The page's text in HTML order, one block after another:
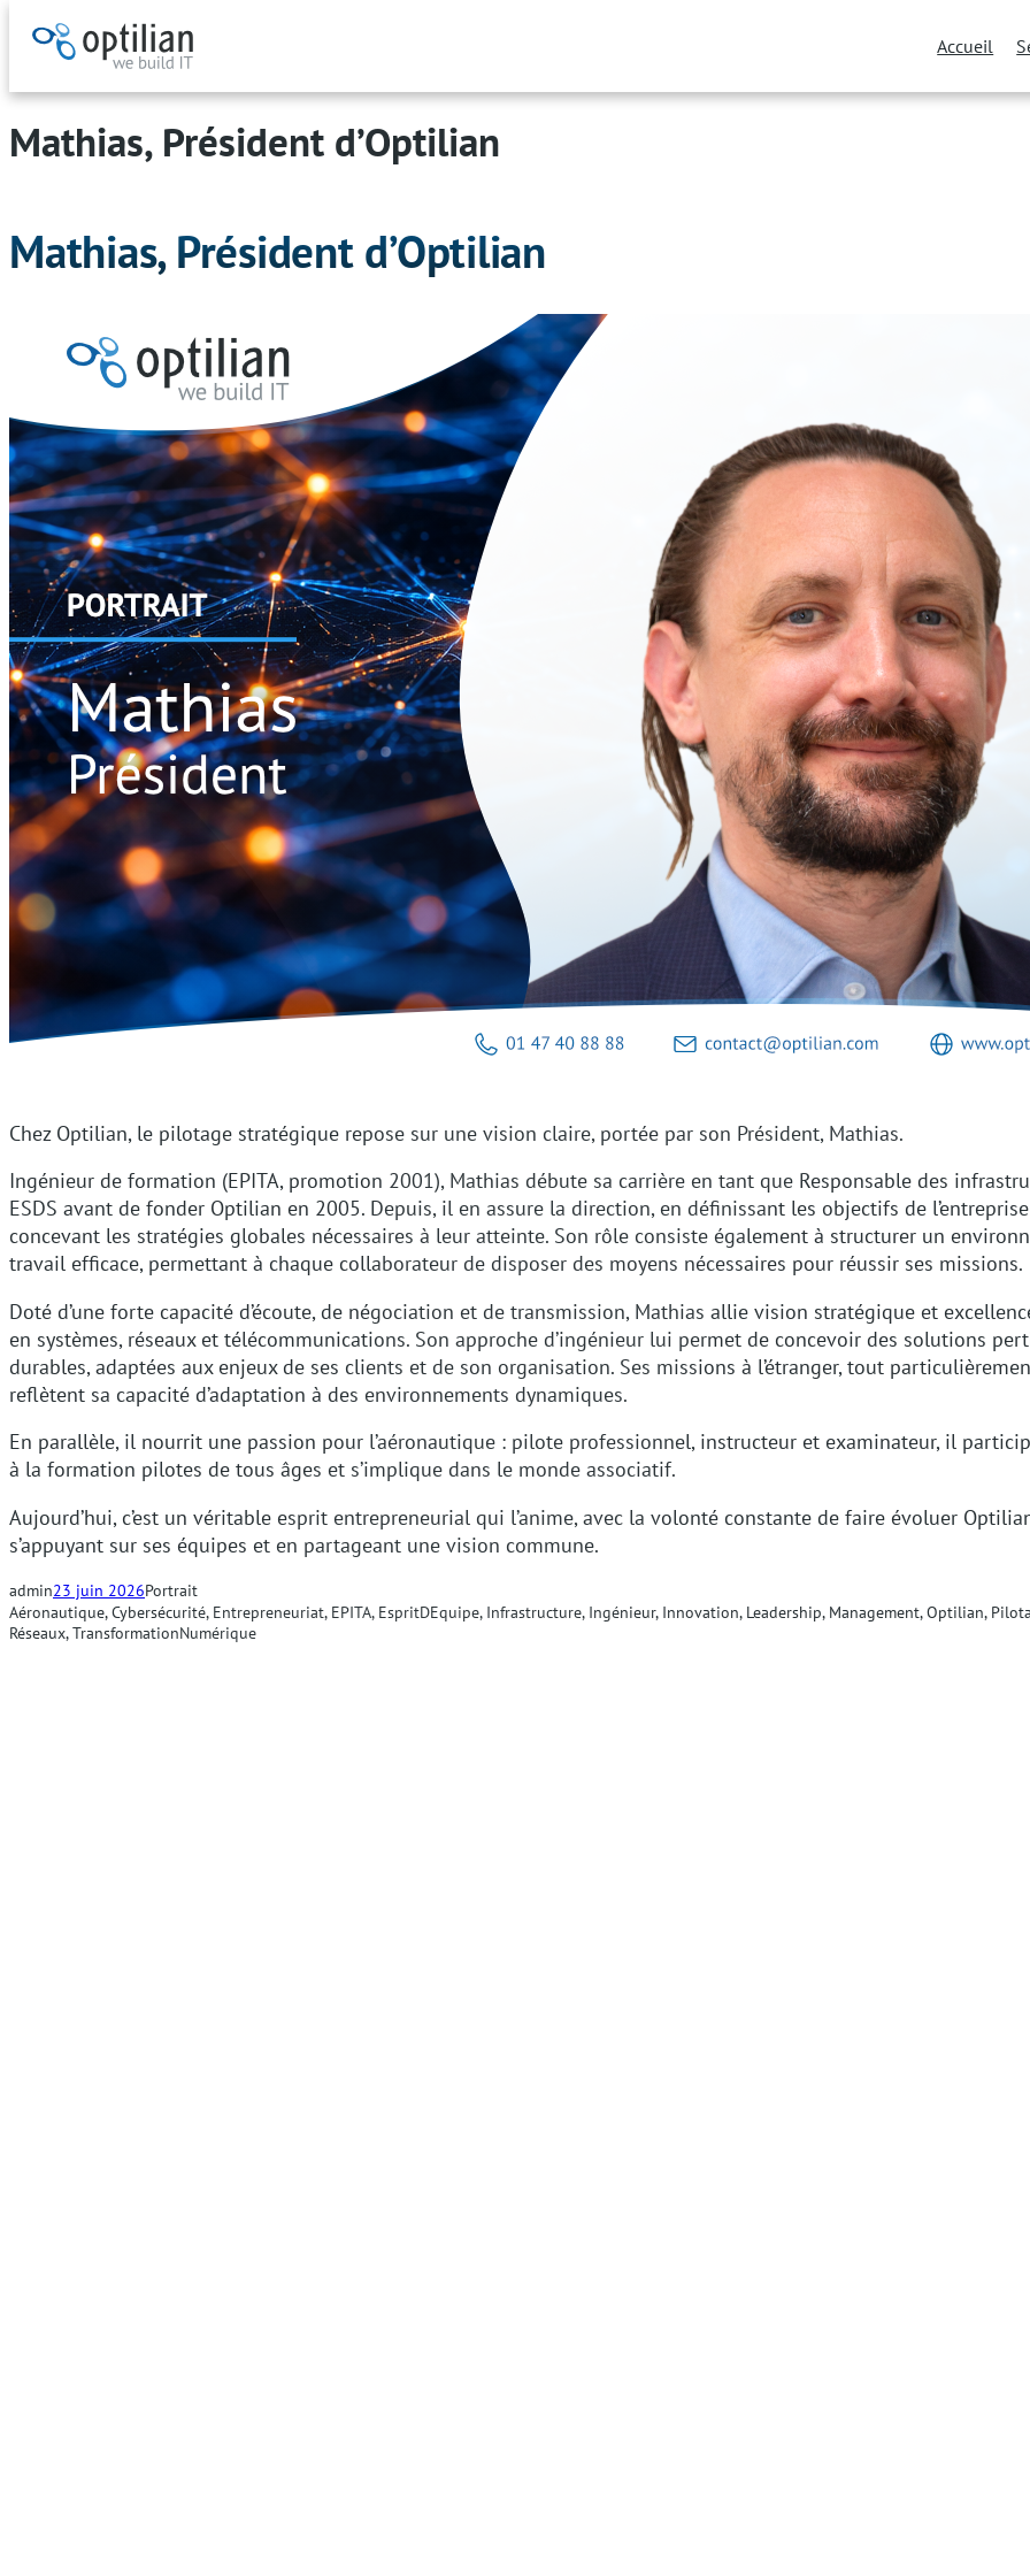
Aller
au
contenu
Accueil
Mathias, Président d’Optilian
Mathias, Président d’Optilian
Chez Optilian, le pilotage stratégique repose sur une vision claire, portée par son Président, Mathias.
Ingénieur de formation (EPITA, promotion 2001), Mathias débute sa carrière en tant que Responsable des
ESDS avant de fonder Optilian en 2005. Depuis, il en assure la direction, en définissant les objectifs de
concevant les stratégies globales nécessaires à leur atteinte. Son rôle consiste également à structurer un
travail efficace, permettant à chaque collaborateur de disposer des moyens nécessaires pour réussir ses missions.
Doté d’une forte capacité d’écoute, de négociation et de transmission, Mathias allie vision stratégique et
en systèmes, réseaux et télécommunications. Son approche d’ingénieur lui permet de concevoir des solutions
durables, adaptées aux enjeux de ses clients et de son organisation. Ses missions à l’étranger, tout
reflètent sa capacité d’adaptation à des environnements dynamiques.
En parallèle, il nourrit une passion pour l’aéronautique : pilote professionnel, instructeur et examinateur, il
à la formation pilotes de tous âges et s’implique dans le monde associatif.
Aujourd’hui, c’est un véritable esprit entrepreneurial qui l’anime, avec la volonté constante de faire évoluer
s’appuyant sur ses équipes et en partageant une vision commune.
admin23 juin 2026Portrait
Aéronautique, Cybersécurité, Entrepreneuriat, EPITA, EspritDEquipe, Infrastructure, Ingénieur, Innovation, Leadership, Management, Optilian,
Réseaux, TransformationNumérique